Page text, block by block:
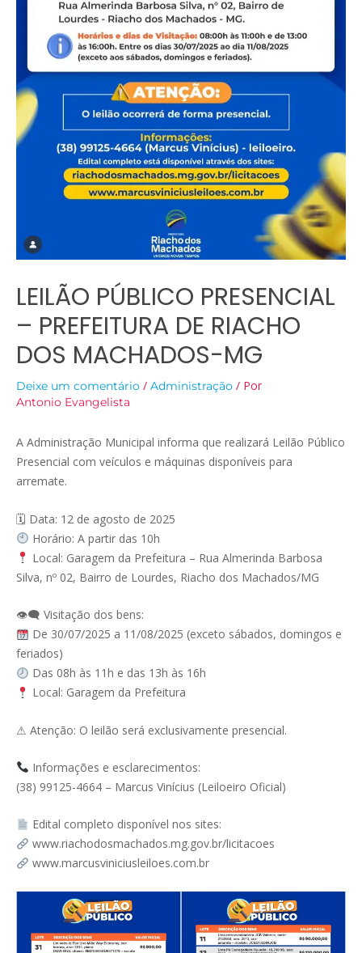
LEILÃO PÚBLICO PRESENCIAL
– PREFEITURA DE RIACHO
DOS MACHADOS-MG
Deixe um comentário / Administração / Por
Antonio Evangelista
A Administração Municipal informa que realizará Leilão Público
Presencial com veículos e máquinas disponíveis para
arremate.
🗓 Data: 12 de agosto de 2025
Horário: A partir das 10h
Local: Garagem da Prefeitura – Rua Almerinda Barbosa
Silva, nº 02, Bairro de Lourdes, Riacho dos Machados/MG
👁‍🗨 Visitação dos bens:
De 30/07/2025 a 11/08/2025 (exceto sábados, domingos e
feriados)
Das 08h às 11h e das 13h às 16h
Local: Garagem da Prefeitura
⚠ Atenção: O leilão será exclusivamente presencial.
Informações e esclarecimentos:
(38) 99125-4664 – Marcus Vinícius (Leiloeiro Oficial)
Edital completo disponível nos sites:
www.riachodosmachados.mg.gov.br/licitacoes
www.marcusviniciusleiloes.com.br